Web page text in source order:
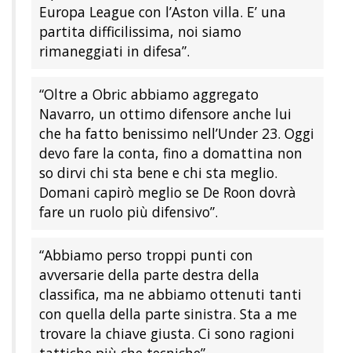
Europa League con l’Aston villa. E’ una
partita difficilissima, noi siamo
rimaneggiati in difesa”.
“Oltre a Obric abbiamo aggregato
Navarro, un ottimo difensore anche lui
che ha fatto benissimo nell’Under 23. Oggi
devo fare la conta, fino a domattina non
so dirvi chi sta bene e chi sta meglio.
Domani capirò meglio se De Roon dovrà
fare un ruolo più difensivo”.
“Abbiamo perso troppi punti con
avversarie della parte destra della
classifica, ma ne abbiamo ottenuti tanti
con quella della parte sinistra. Sta a me
trovare la chiave giusta. Ci sono ragioni